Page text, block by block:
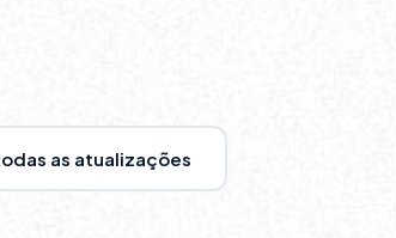
as atualizações